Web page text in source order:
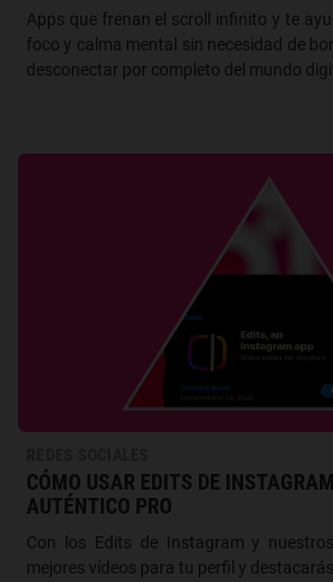
Apps que frenan el scroll infinito y te
foco y calma mental sin necesidad de
desconectar por completo del mundo
CÓMO USAR EDITS DE
AUTÉNTICO PRO
Con los Edits de Instagram y
mejores vídeos para tu perfil y